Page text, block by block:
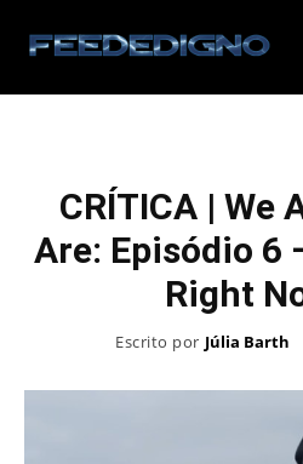
CRÍTICA | We
Are: Episódio 6
Right
Escrito por Júlia Barth